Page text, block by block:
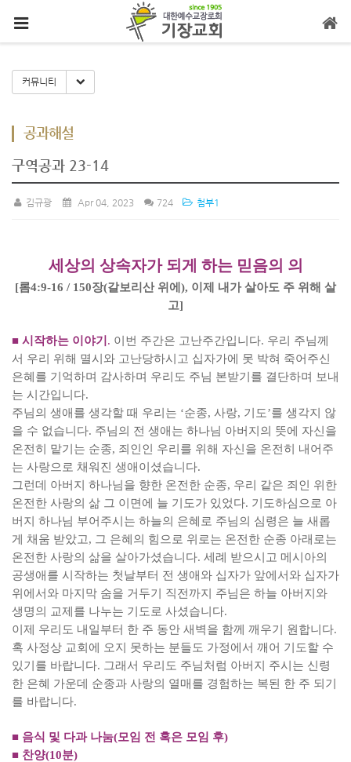
커뮤니티 Toggle Dropdown
공과해설
구역공과 23-14
김규광 Apr 04, 2023 724 첨부1
세상의 상속자가 되게 하는 믿음의 의
[롬4:9-16 / 150장(갈보리산 위에 ), 이제 내가 살아도 주 위해 살
고]
■ 시작하는 이야기 . 이번 주간은 고난주간입니다. 우리 주님께
서 우리 위해 멸시와 고난당하시고 십자가에 못 박혀 죽어주신
은혜를 기억하며 감사하며 우리도 주님 본받기를 결단하며 보내
는 시간입니다.
주님의 생애를 생각할 때 우리는 ‘순종, 사랑, 기도’를 생각지 않
을 수 없습니다. 주님의 전 생애는 하나님 아버지의 뜻에 자신을
온전히 맡기는 순종, 죄인인 우리를 위해 자신을 온전히 내어주
는 사랑으로 채워진 생애이셨습니다.
그런데 아버지 하나님을 향한 온전한 순종, 우리 같은 죄인 위한
온전한 사랑의 삶 그 이면에 늘 기도가 있었다. 기도하심으로 아
버지 하나님 부어주시는 하늘의 은혜로 주님의 심령은 늘 새롭
게 채움 받았고, 그 은혜의 힘으로 위로는 온전한 순종 아래로는
온전한 사랑의 삶을 살아가셨습니다. 세례 받으시고 메시아의
공생애를 시작하는 첫날부터 전 생애와 십자가 앞에서와 십자가
위에서와 마지막 숨을 거두기 직전까지 주님은 하늘 아버지와
생명의 교제를 나누는 기도로 사셨습니다.
이제 우리도 내일부터 한 주 동안 새벽을 함께 깨우기 원합니다.
혹 사정상 교회에 오지 못하는 분들도 가정에서 깨어 기도할 수
있기를 바랍니다. 그래서 우리도 주님처럼 아버지 주시는 신령
한 은혜 가운데 순종과 사랑의 열매를 경험하는 복된 한 주 되기
를 바랍니다.
■ 음식 및 다과 나눔(모임 전 혹은 모임 후)
■ 찬양(10분)